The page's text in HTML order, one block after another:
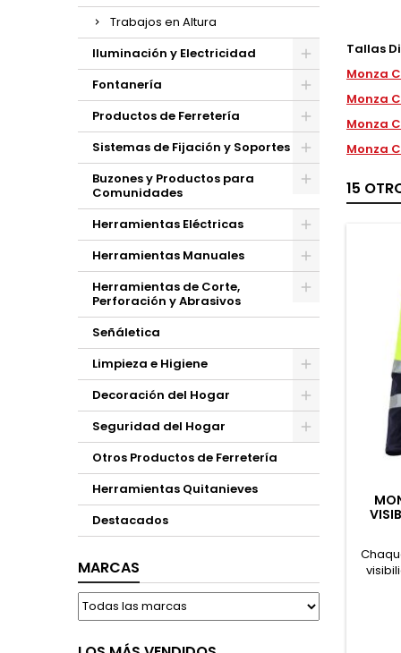
Trabajos en Altura
Iluminación y Electricidad
Fontanería
Productos de Ferretería
Sistemas de Fijación y Soportes
Buzones y Productos para
Comunidades
Herramientas Eléctricas
Herramientas Manuales
Herramientas de Corte,
Perforación y Abrasivos
Señáletica
Limpieza e Higiene
Decoración del Hogar
Seguridad del Hogar
Otros Productos de Ferretería
Herramientas Quitanieves
Destacados
MARCAS
Tallas
Monza
Monza
Monza
Monza
15